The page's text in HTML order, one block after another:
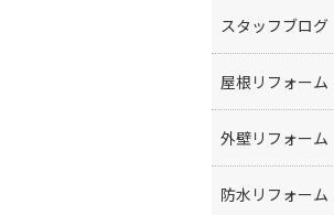
スタッフブログ
屋根リフォーム
外壁リフォーム
防水リフォーム